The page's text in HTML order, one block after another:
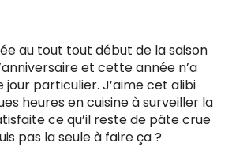
au tout tout début de la saison
et cette année n’a
particulier. J’aime cet alibi
heures en cuisine à surveiller la
ce qu’il reste de pâte crue
pas la seule à faire ça ?